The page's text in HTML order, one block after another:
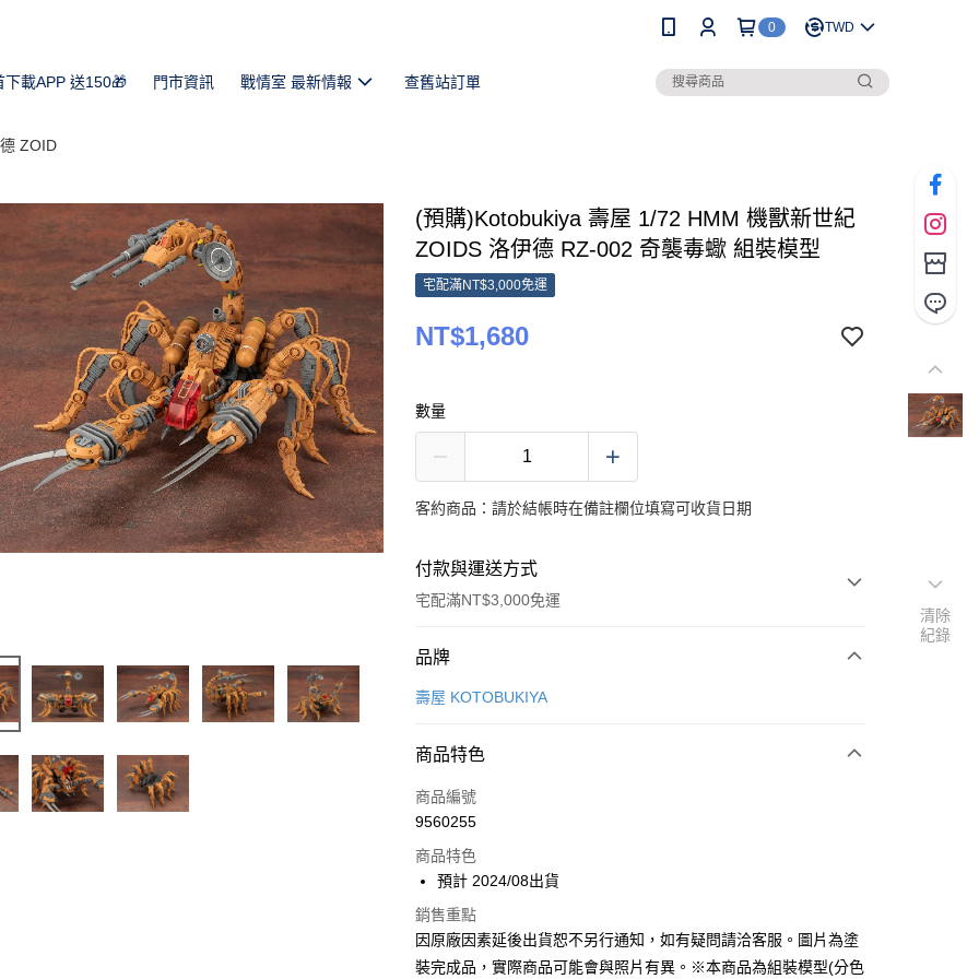
0 TWD
下載APP 送150🎁 門市資訊 戰情室 最新情報 查舊站訂單
ZOID
(預購)Kotobukiya 壽屋 1/72 HMM 機獸新世紀
ZOIDS 洛伊德 RZ-002 奇襲毒蠍 組裝模型
宅配滿NT$3,000免運
NT$1,680
數量
客約商品：請於結帳時在備註欄位填寫可收貨日期
付款與運送方式
宅配滿NT$3,000免運
付款方式
信用卡一次付款
全盈+PAY
大哥付你分期
相關說明
【大哥付你分期使用說明】
1.本服務由台灣大哥大提供，台灣大哥大用戶可立即使用無須另外申請。
2.付款方式選擇「大哥付你分期」，訂單成立後會自動跳轉到大哥付的交易
流程，驗證手機門號後，選擇欲分期的期數、繳款截止日，確認付款後即
ATM付款
品牌
壽屋 KOTOBUKIYA
商品特色
商品編號
9560255
商品特色
預計 2024/08出貨
銷售重點
因原廠因素延後出貨恕不另行通知，如有疑問請洽客服。圖片為塗
裝完成品，實際商品可能會與照片有異。※本商品為組裝模型(分色
清除
紀錄